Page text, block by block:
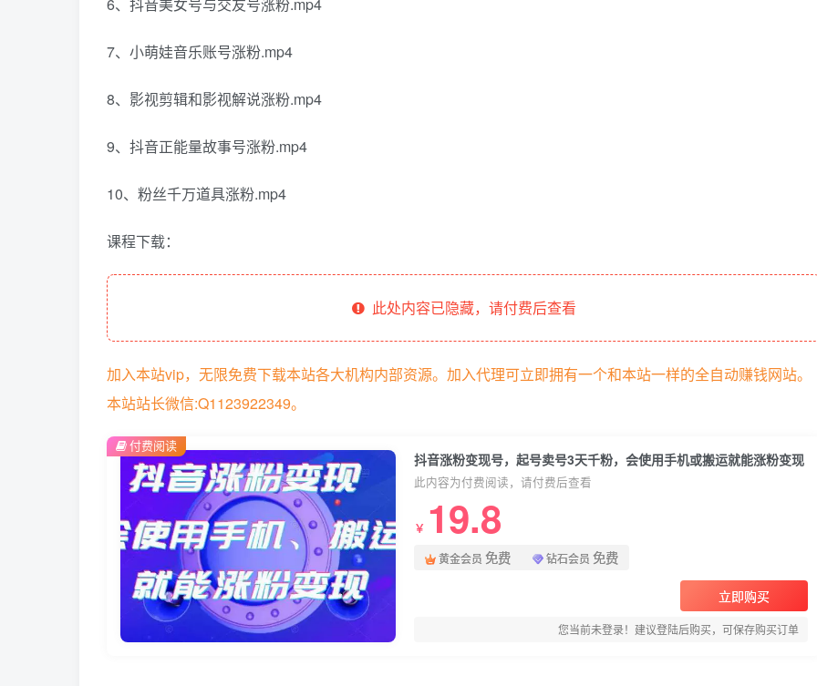
7、小萌娃音乐账号涨粉.mp4
8、影视剪辑和影视解说涨粉.mp4
9、抖音正能量故事号涨粉.mp4
10、粉丝千万道具涨粉.mp4
课程下载：
此处内容已隐藏，请付费后查看
加入本站vip，无限免费下载本站各大机构内部资源。加入代理可立即拥有一个和本站一样的全自动赚钱网站。
本站站长微信:Q1123922349。
抖音涨粉变现号，起号卖号3天千粉，会使用手机或搬运就能涨粉变现
此内容为付费阅读，请付费后查看
￥ 19.8
黄金会员 免费 钻石会员 免费
立即购买
您当前未登录！建议登陆后购买，可保存购买订单
付费阅读